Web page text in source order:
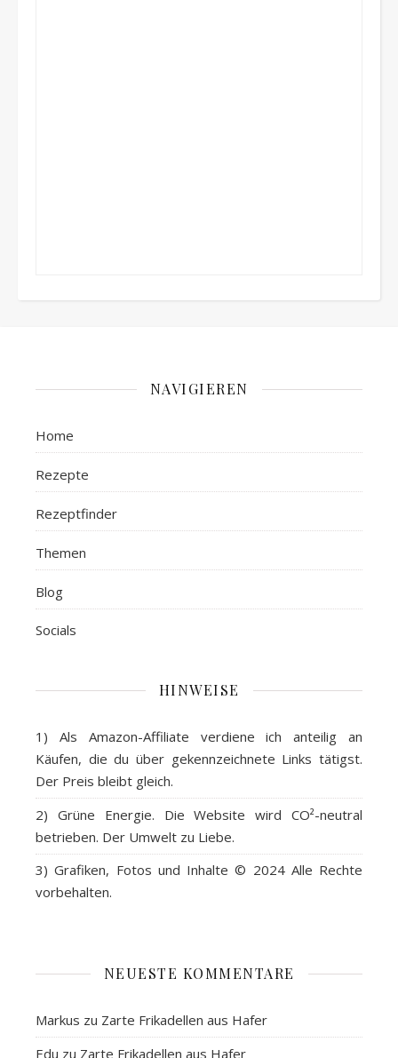
NAVIGIEREN
Home
Rezepte
Rezeptfinder
Themen
Blog
Socials
HINWEISE
1) Als Amazon-Affiliate verdiene ich anteilig an
Käufen, die du über gekennzeichnete Links tätigst.
Der Preis bleibt gleich.
2) Grüne Energie. Die Website wird CO²-neutral
betrieben. Der Umwelt zu Liebe.
3)Grafiken, Fotos und Inhalte © 2024 Alle Rechte
vorbehalten.
NEUESTE KOMMENTARE
Markus zu Zarte Frikadellen aus Hafer
Edu zu Zarte Frikadellen aus Hafer